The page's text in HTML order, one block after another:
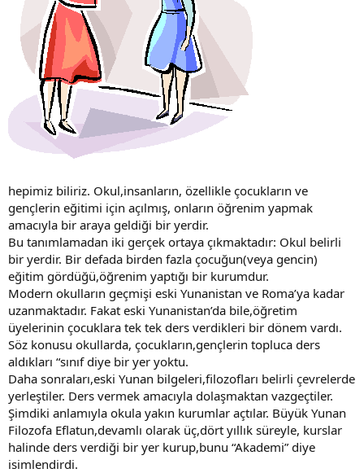
hepimiz biliriz. Okul,insanların, özellikle çocukların ve
gençlerin eğitimi için açılmış, onların öğrenim yapmak
amacıyla bir araya geldiği bir yerdir.
Bu tanımlamadan iki gerçek ortaya çıkmaktadır: Okul belirli
bir yerdir. Bir defada birden fazla çocuğun(veya gencin)
eğitim gördüğü,öğrenim yaptığı bir kurumdur.
Modern okulların geçmişi eski Yunanistan ve Roma’ya kadar
uzanmaktadır. Fakat eski Yunanistan’da bile,öğretim
üyelerinin çocuklara tek tek ders verdikleri bir dönem vardı.
Söz konusu okullarda, çocukların,gençlerin topluca ders
aldıkları “sınıf diye bir yer yoktu.
Daha sonraları,eski Yunan bilgeleri,filozofları belirli çevrelerde
yerleştiler. Ders vermek amacıyla dolaşmaktan vazgeçtiler.
Şimdiki anlamıyla okula yakın kurumlar açtılar. Büyük Yunan
Filozofa Eflatun,devamlı olarak üç,dört yıllık süreyle, kurslar
halinde ders verdiği bir yer kurup,bunu “Akademi” diye
isimlendirdi.